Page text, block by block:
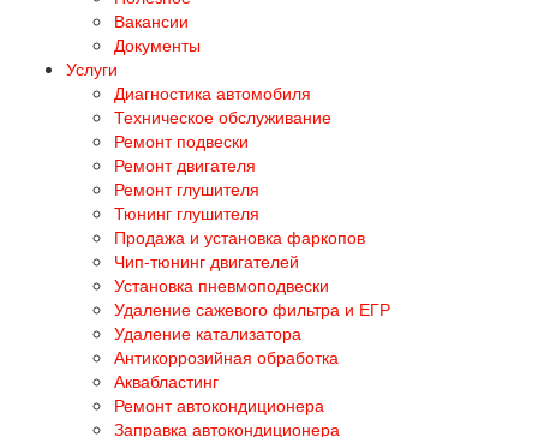
Вакансии
Документы
Услуги
Диагностика автомобиля
Техническое обслуживание
Ремонт подвески
Ремонт двигателя
Ремонт глушителя
Тюнинг глушителя
Продажа и установка фаркопов
Чип-тюнинг двигателей
Установка пневмоподвески
Удаление сажевого фильтра и ЕГР
Удаление катализатора
Антикоррозийная обработка
Аквабластинг
Ремонт автокондиционера
Заправка автокондиционера